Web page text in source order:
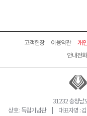
고객헌장 이용약관 개
안내전
31232 충청남
상호 : 독립기념관 | 대표자명 :